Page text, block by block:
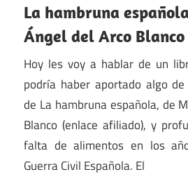
La hambruna
Ángel del Arco Blanco
Hoy les voy a hablar de un
podría haber aportado algo
de La hambruna española, de
Blanco (enlace afiliado), y
falta de alimentos en los
Guerra Civil Española. El